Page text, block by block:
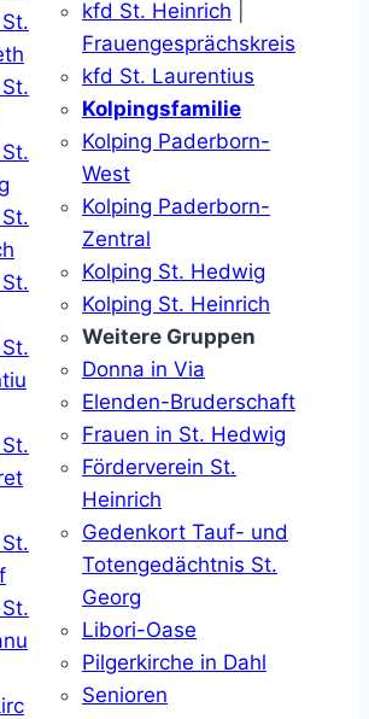
kfd St. Heinrich
Frauengesprächskreis
kfd St. Laurentius
Kolpingsfamilie
Kolping Paderborn-
West
Kolping Paderborn-
Zentral
Kolping St. Hedwig
Kolping St. Heinrich
Weitere Gruppen
Donna in Via
Elenden-Bruderschaft
Frauen in St. Hedwig
Förderverein St.
Heinrich
Gedenkort Tauf- und
Totengedächtnis St.
Georg
Libori-Oase
Pilgerkirche in Dahl
Senioren